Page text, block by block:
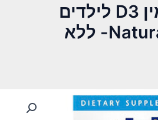
טיפות ויטמין D3 לילדים
Natural Factors- ללא